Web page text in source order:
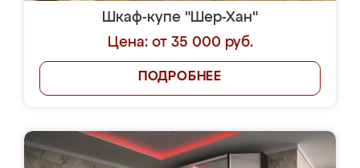
Шкаф-купе "Шер-Хан"
Цена: от 35 000 руб.
ПОДРОБНЕЕ